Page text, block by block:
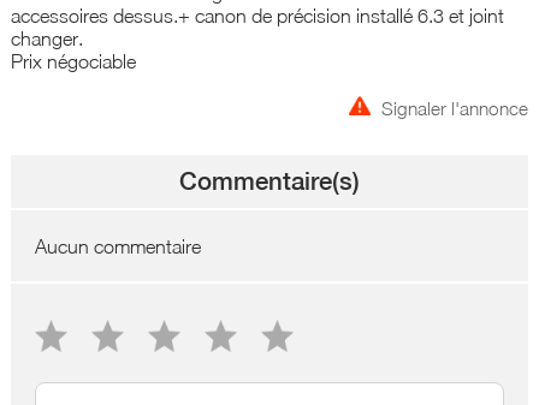
accessoires dessus.+ canon de précision installé 6.3 et joint
changer.
Prix négociable
Signaler l'annonce
Commentaire(s)
Aucun commentaire